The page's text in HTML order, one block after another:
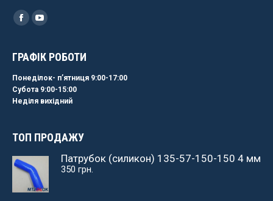
Найдите нас:
Facebook
YouTube
ГРАФІК РОБОТИ
Понеділок- пʼятниця 9:00-17:00
Субота 9:00-15:00
Неділя вихідний
ТОП ПРОДАЖУ
Патрубок (силикон) 135-57-150-150 4 мм
350 грн.